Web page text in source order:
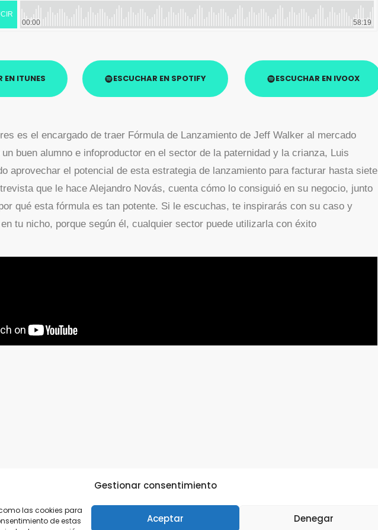
Gestionar consentimiento
las cookies para
de estas
Aceptar Denegar
EN ITUNES ESCUCHAR EN SPOTIFY ESCUCHAR EN IVOOX
es el encargado de traer Fórmula de Lanzamiento de Jeff Walker al mercado
buen alumno e infoproductor en el sector de la paternidad y la crianza, Luis
aprovechar el potencial de esta estrategia de lanzamiento para facturar hasta siete
que le hace Alejandro Novás, cuenta cómo lo consiguió en su negocio, junto
qué esta fórmula es tan potente. Si le escuchas, te inspirarás con su caso y
tu nicho, porque según él, cualquier sector puede utilizarla con éxito